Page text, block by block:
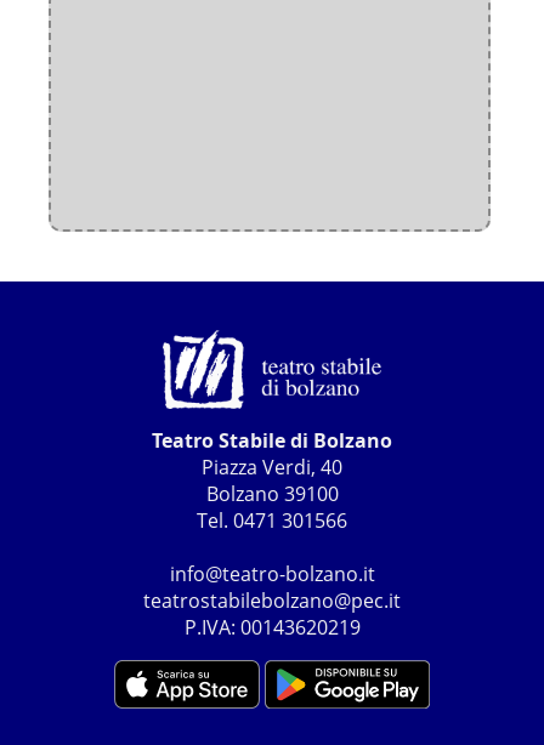
Teatro Stabile di Bolzano
Piazza Verdi, 40
Bolzano 39100
Tel. 0471 301566
info@teatro-bolzano.it
teatrostabilebolzano@pec.it
P.IVA: 00143620219